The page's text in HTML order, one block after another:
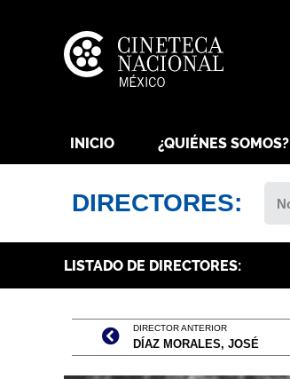
INICIO ¿QUIÉNES SOMOS?
DIRECTORES:
LISTADO DE DIRECTORES:
DIRECTOR ANTERIOR
DÍAZ MORALES, JOSÉ